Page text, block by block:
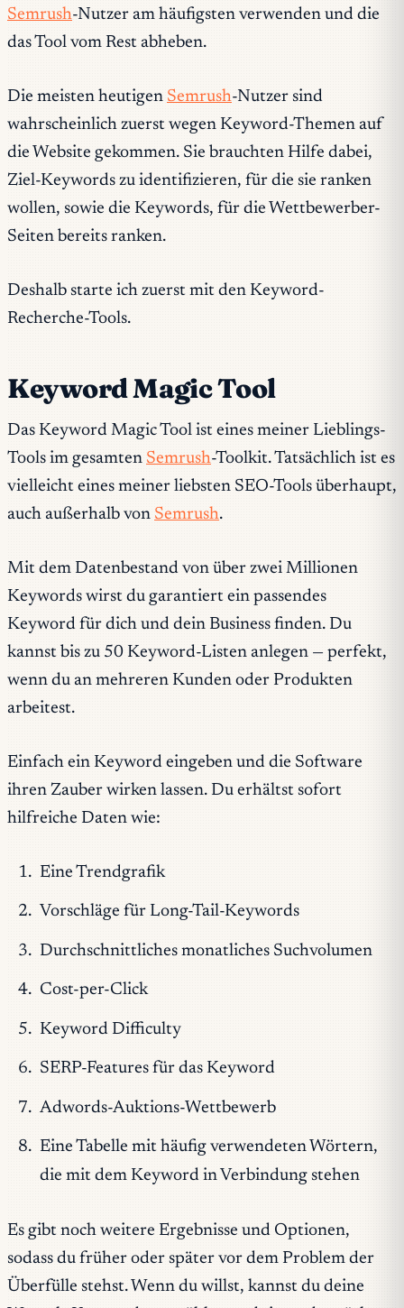
Semrush-Nutzer am häufigsten verwenden und die
das Tool vom Rest abheben.
Die meisten heutigen Semrush-Nutzer sind
wahrscheinlich zuerst wegen Keyword-Themen auf
die Website gekommen. Sie brauchten Hilfe dabei,
Ziel-Keywords zu identifizieren, für die sie ranken
wollen, sowie die Keywords, für die Wettbewerber-
Seiten bereits ranken.
Deshalb starte ich zuerst mit den Keyword-
Recherche-Tools.
Keyword Magic Tool
Das Keyword Magic Tool ist eines meiner Lieblings-
Tools im gesamten Semrush-Toolkit. Tatsächlich ist es
vielleicht eines meiner liebsten SEO-Tools überhaupt,
auch außerhalb von Semrush.
Mit dem Datenbestand von über zwei Millionen
Keywords wirst du garantiert ein passendes
Keyword für dich und dein Business finden. Du
kannst bis zu 50 Keyword-Listen anlegen — perfekt,
wenn du an mehreren Kunden oder Produkten
arbeitest.
Einfach ein Keyword eingeben und die Software
ihren Zauber wirken lassen. Du erhältst sofort
hilfreiche Daten wie:
Eine Trendgrafik
Vorschläge für Long-Tail-Keywords
Durchschnittliches monatliches Suchvolumen
Cost-per-Click
Keyword Difficulty
SERP-Features für das Keyword
Adwords-Auktions-Wettbewerb
Eine Tabelle mit häufig verwendeten Wörtern,
die mit dem Keyword in Verbindung stehen
Es gibt noch weitere Ergebnisse und Optionen,
sodass du früher oder später vor dem Problem der
Überfülle stehst. Wenn du willst, kannst du deine